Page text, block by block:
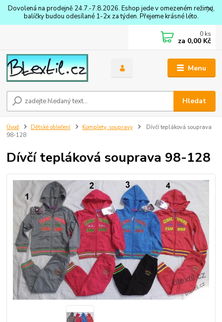
Dovolená na prodejně 24.7.-7.8.2026. Eshop jede v omezeném režimu,
balíčky budou odesílané 1-2x za týden. Přejeme krásné léto.
Menu
Hledat
0 ks
za 0,00 Kč
Úvod Dětské oblečení Komplety, soupravy
Dívčí tepláková souprava
98-128
Dívčí tepláková souprava 98-128